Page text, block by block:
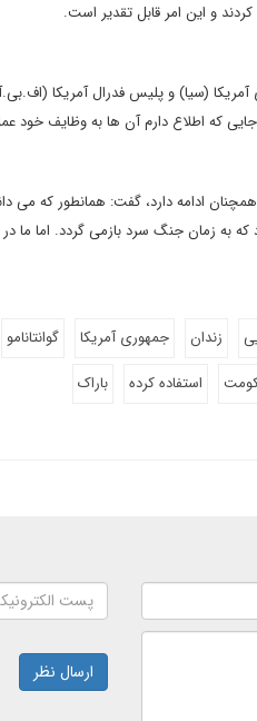
و این امر قابل تقدیر است.
آمریکا (سیا) و پلیس فدرال آمریکا
که اطلاع دارم آن ها به وظایف خود
همچنان ادامه دارد، گفت: همانطور که
که به زمان جنگ سرد بازمی گردد. اما ما
زندان جمهوری آمریکا گوانتانامو
استفاده کرده باراک
ارسال نظر